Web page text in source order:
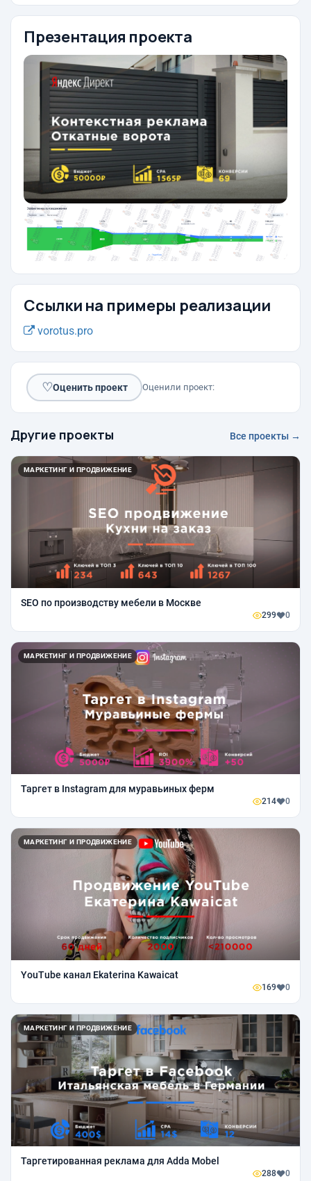
Презентация проекта
Ссылки на примеры реализации
vorotus.pro
♡Оценить проект Оценили проект:
Другие проекты Все проекты →
МАРКЕТИНГ И ПРОДВИЖЕНИЕ
SEO по производству мебели в Москве
299 0
МАРКЕТИНГ И ПРОДВИЖЕНИЕ
Таргет в Instagram для муравьиных ферм
214 0
МАРКЕТИНГ И ПРОДВИЖЕНИЕ
YouTube канал Ekaterina Kawaicat
169 0
МАРКЕТИНГ И ПРОДВИЖЕНИЕ
Таргетированная реклама для Adda Mobel
288 0